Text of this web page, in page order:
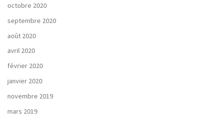
octobre 2020
septembre 2020
août 2020
avril 2020
février 2020
janvier 2020
novembre 2019
mars 2019